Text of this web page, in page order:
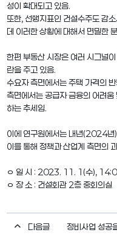
성이 확대되고 있음.
또한, 선행지표인 건설수주도 감
데 이러한 상황에 대해서 면밀한
한편 부동산 시장은 여러 시그널
란을 주고 있음.
수요자 측면에서는 주택 가격의
측면에서는 공급자 금융의 어려
하는 추세임.
이에 연구원에서는 내년(2024년
이를 통해 정책과 산업계 측면의
ㅇ 일 시 : 2023. 11. 1(수),
ㅇ 장 소 : 건설회관 2층 중회의실
다음글 정비사업 성공